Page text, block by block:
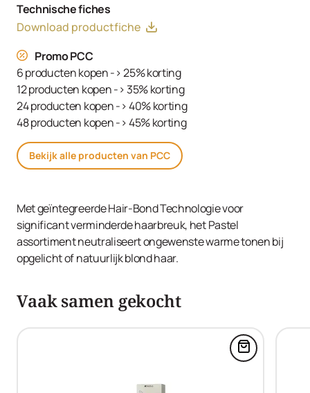
SE, Ammonium Hydroxide, Toluene-2,5-Diamine Sulfate,
Decyl Oleate, Sodium Cetearyl Sulfate, Resorcinol,
Tetrasodium EDTA, Parfum (Fragrance), Ethanolamine,
m-Aminophenol, Glycerin, 1,3-Bis-(2,4-Diaminophenoxy)
Propane HCl, Serine, PEG-12 Dimethicone, Ascorbic Acid,
Sodium Hydrosulfite, Carbomer, Sodium Sulfate,
Polyquaternium-2, Sodium Chloride, Linoleamidopropyl
PG-Dimonium Chloride Phosphate, Propylene Glycol
Technische fiches
Download productfiche
Promo PCC
6 producten kopen -> 25% korting
12 producten kopen -> 35% korting
24 producten kopen -> 40% korting
48 producten kopen -> 45% korting
Bekijk alle producten van PCC
Met geïntegreerde Hair-Bond Technologie voor
significant verminderde haarbreuk, het Pastel
assortiment neutraliseert ongewenste warme tonen bij
opgelicht of natuurlijk blond haar.
Vaak samen gekocht
Voeg